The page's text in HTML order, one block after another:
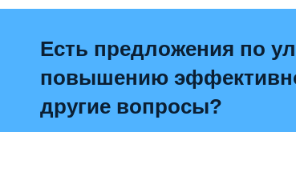
Есть предложения по
повышению
другие вопросы?